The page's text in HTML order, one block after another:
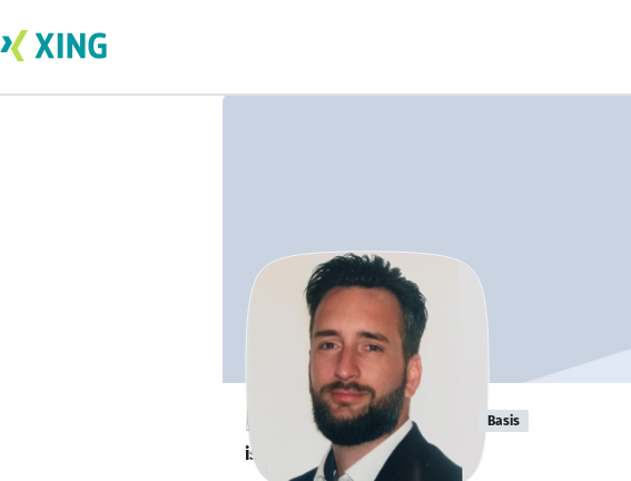
Dominic Apolito Basis
ist offen für Projekte. 🔎